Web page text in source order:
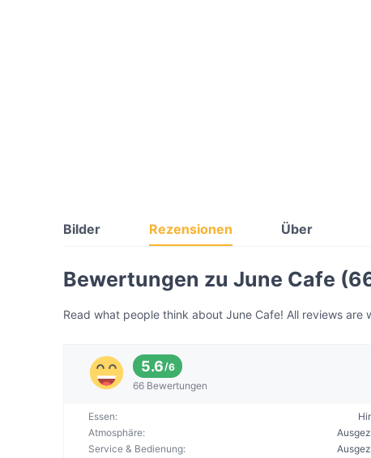
Bilder Rezensionen Über
Bewertungen zu June Cafe
Read what people think about June Cafe! All reviews
5.6/6
66 Bewertungen
Essen:
Atmosphäre:
Service & Bedienung: